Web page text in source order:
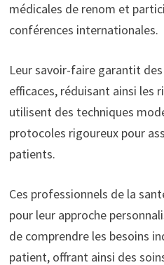
médicales de renom et
conférences internationales.
Leur savoir-faire garantit
efficaces, réduisant ainsi les
utilisent des techniques
protocoles rigoureux pour
patients.
Ces professionnels de la
pour leur approche
de comprendre les besoins
patient, offrant ainsi des